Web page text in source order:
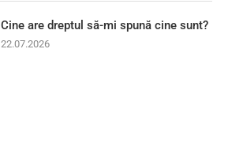
Cine are dreptul să-mi spună cine sunt?
22.07.2026